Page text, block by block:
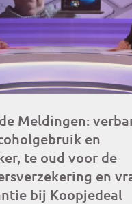
Meldingen:
en
te oud voor de
en
bij Koopjedeal